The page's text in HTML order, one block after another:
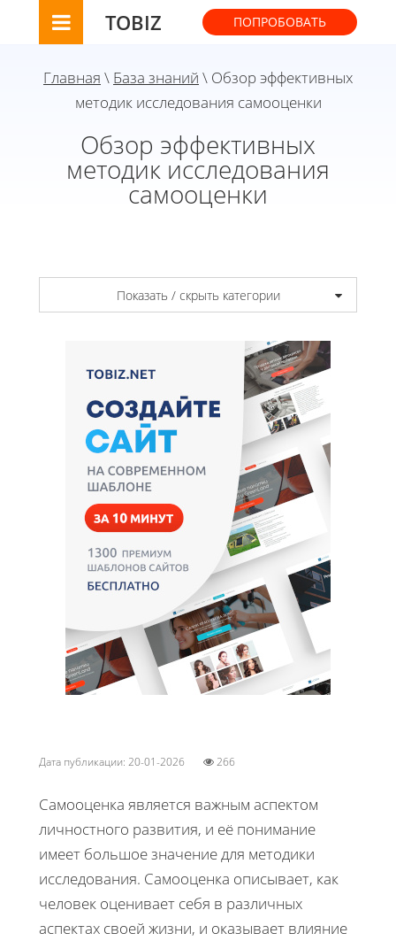
TOBIZ ПОПРОБОВАТЬ
Главная \ База знаний \ Обзор эффективных
методик исследования самооценки
Обзор эффективных
методик исследования
самооценки
Показать / скрыть категории
Дата публикации: 20-01-2026 266
Самооценка является важным аспектом
личностного развития, и её понимание
имеет большое значение для методики
исследования. Самооценка описывает, как
человек оценивает себя в различных
аспектах своей жизни, и оказывает влияние